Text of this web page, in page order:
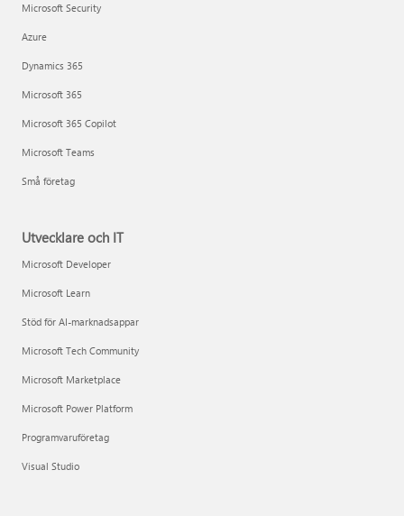
Microsoft Security
Azure
Dynamics 365
Microsoft 365
Microsoft 365 Copilot
Microsoft Teams
Små företag
Utvecklare och IT
Microsoft Developer
Microsoft Learn
Stöd för AI-marknadsappar
Microsoft Tech Community
Microsoft Marketplace
Microsoft Power Platform
Programvaruföretag
Visual Studio